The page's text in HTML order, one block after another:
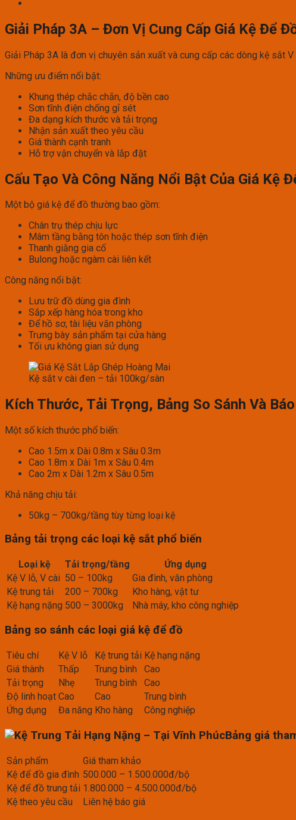
Giải Pháp 3A – Đơn Vị Cung Cấp Giá Kệ Để
Giải Pháp 3A là đơn vị chuyên sản xuất và cung cấp các dòng kệ sắt
Những ưu điểm nổi bật:
Khung thép chắc chắn, độ bền cao
Sơn tĩnh điện chống gỉ sét
Đa dạng kích thước và tải trọng
Nhận sản xuất theo yêu cầu
Giá thành cạnh tranh
Hỗ trợ vận chuyển và lắp đặt
Cấu Tạo Và Công Năng Nổi Bật Của Giá Kệ
Một bộ giá kệ để đồ thường bao gồm:
Chân trụ thép chịu lực
Mâm tầng bằng tôn hoặc thép sơn tĩnh điện
Thanh giằng gia cố
Bulong hoặc ngàm cài liên kết
Công năng nổi bật:
Lưu trữ đồ dùng gia đình
Sắp xếp hàng hóa trong kho
Để hồ sơ, tài liệu văn phòng
Trưng bày sản phẩm tại cửa hàng
Tối ưu không gian sử dụng
Kệ sắt v cài đen – tải 100kg/sàn
Kích Thước, Tải Trọng, Bảng So Sánh Và
Một số kích thước phổ biến:
Cao 1.5m x Dài 0.8m x Sâu 0.3m
Cao 1.8m x Dài 1m x Sâu 0.4m
Cao 2m x Dài 1.2m x Sâu 0.5m
Khả năng chịu tải:
50kg – 700kg/tầng tùy từng loại kệ
Bảng tải trọng các loại kệ sắt phổ biến
Loại kệ Tải trọng/tầng
Ứng dụng
Kệ V lỗ, V cài 50 – 100kg
Gia đình, văn phòng
Kệ trung tải
200 – 700kg
Kho hàng, vật tư
Kệ hạng nặng 500 – 3000kg Nhà máy, kho công nghiệp
Bảng so sánh các loại giá kệ để đồ
Tiêu chí Kệ V lỗ Kệ trung tải Kệ hạng nặng
Giá thành
Thấp Trung bình
Cao
Tải trọng
Nhẹ Trung bình
Cao
Độ linh hoạt Cao Cao
Trung bình
Ứng dụng
Đa năng Kho hàng Công nghiệp
Bảng giá
Sản phẩm
Giá tham khảo
Kệ để đồ gia đình 500.000 – 1.500.000đ/bộ
Kệ để đồ trung tải 1.800.000 – 4.500.000đ/bộ
Kệ theo yêu cầu
Liên hệ báo giá